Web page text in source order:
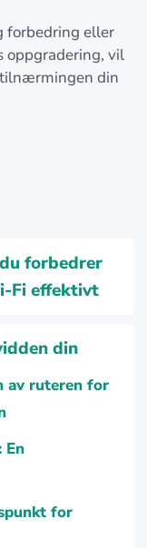
forbedring eller
oppgradering, vil
din
forbedrer
Fi effektivt
din
av ruteren for
En
for